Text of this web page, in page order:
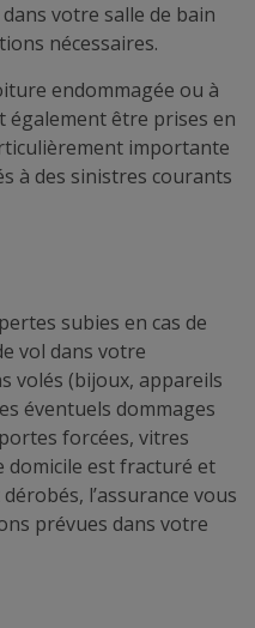
votre salle de bain
nécessaires.
endommagée ou à
également être prises en
importante
à des sinistres courants
subies en cas de
vol dans votre
volés (bijoux, appareils
éventuels dommages
forcées, vitres
domicile est fracturé et
l’assurance vous
prévues dans votre